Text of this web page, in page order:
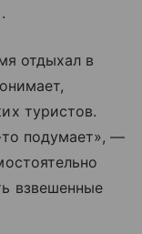
отдыхал в
туристов.
то подумает», —
взвешенные